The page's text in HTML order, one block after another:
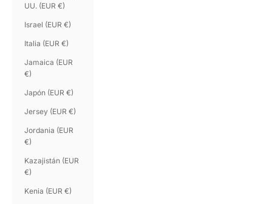
UU. (EUR €)
Israel (EUR €)
Italia (EUR €)
Jamaica (EUR
€)
Japón (EUR €)
Jersey (EUR €)
Jordania (EUR
€)
Kazajistán (EUR
€)
Kenia (EUR €)